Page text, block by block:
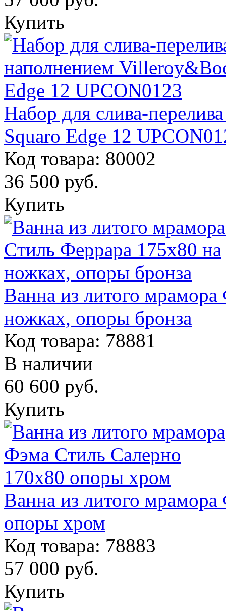
Купить
Набор для слива-
Squaro Edge 12
Код товара: 80002
36 500 руб.
Купить
Ванна из литого
ножках, опоры бронза
Код товара: 78881
В наличии
60 600 руб.
Купить
Ванна из литого
опоры хром
Код товара: 78883
57 000 руб.
Купить